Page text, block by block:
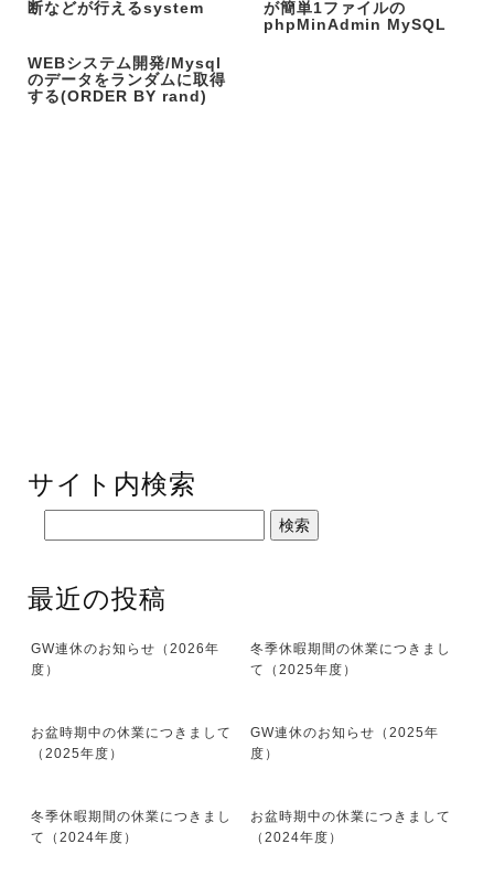
断などが行えるsystem
が簡単1ファイルの
phpMinAdmin MySQL
WEBシステム開発/Mysql
のデータをランダムに取得
する(ORDER BY rand)
サイト内検索
最近の投稿
GW連休のお知らせ（2026年
度）
冬季休暇期間の休業につきまし
て（2025年度）
お盆時期中の休業につきまして
（2025年度）
GW連休のお知らせ（2025年
度）
冬季休暇期間の休業につきまし
て（2024年度）
お盆時期中の休業につきまして
（2024年度）